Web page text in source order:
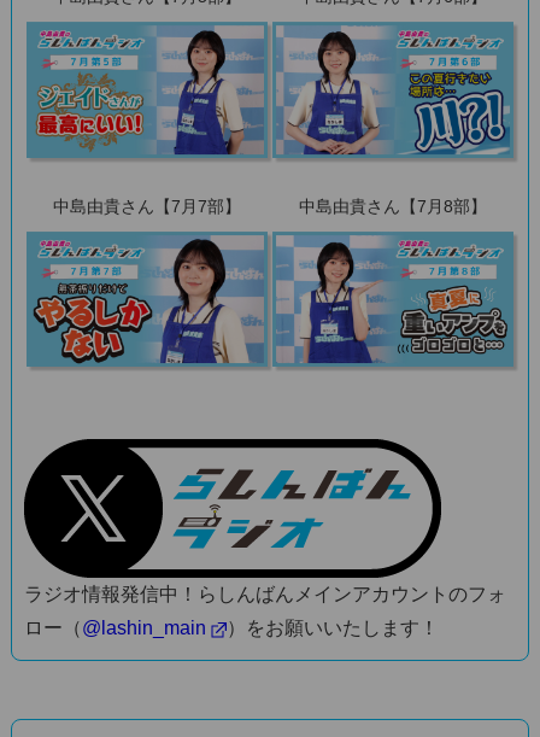
中島由貴さん【7月7部】 中島由貴さん【7月8部】
ラジオ情報発信中！らしんばんメインアカウントのフォ
ロー（@lashin_main ）をお願いいたします！